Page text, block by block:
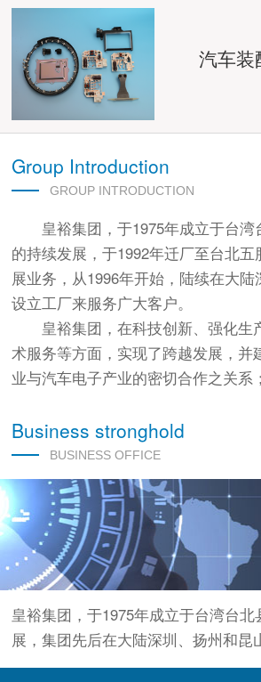
汽车装
Group Introduction
GROUP INTRODUCTION
皇裕集团，于1975年成立于台
的持续发展，于1992年迁厂至台北
展业务，从1996年开始，陆续在大
设立工厂来服务广大客户。
皇裕集团，在科技创新、强化生
术服务等方面，实现了跨越发展，并
业与汽车电子产业的密切合作之关系；
Business stronghold
BUSINESS OFFICE
皇裕集团，于1975年成立于台湾台北
展，集团先后在大陆深圳、扬州和昆